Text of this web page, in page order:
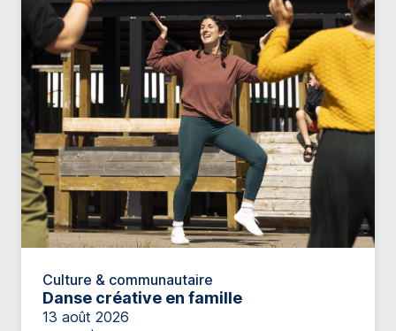
Culture & communautaire
Danse créative en famille
13 août 2026